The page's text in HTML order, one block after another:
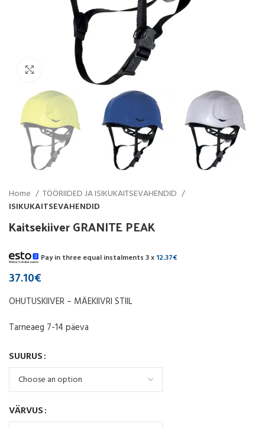
Click to enlarge
Home
TÖÖRIIDED JA ISIKUKAITSEVAHENDID
ISIKUKAITSEVAHENDID
Kaitsekiiver GRANITE PEAK
Pay in three equal instalments 3 x 12.37€
37.10€
OHUTUSKIIVER – MÄEKIIVRI STIIL
Tarneaeg 7-14 päeva
SUURUS
VÄRVUS